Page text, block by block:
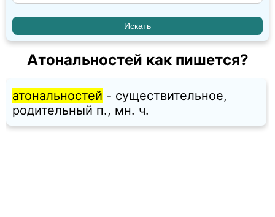
Атональностей как пишется?
атональностей - существительное,
родительный п., мн. ч.